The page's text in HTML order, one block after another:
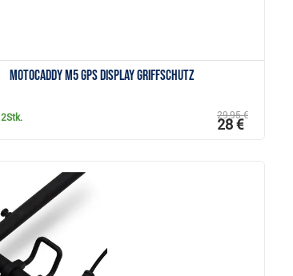
Motocaddy M5 GPS Display Griffschutz
2Stk. 29,95 €
28 €